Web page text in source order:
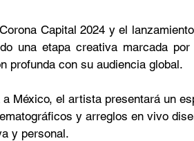
Capital 2024 y el
una etapa creativa marcada
profunda con su audiencia global.
México, el artista presentará un
y arreglos en vivo
y personal.